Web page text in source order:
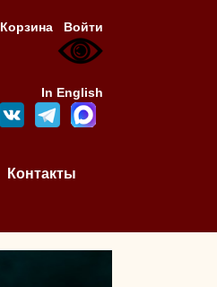
Корзина Войти
In English
Контакты